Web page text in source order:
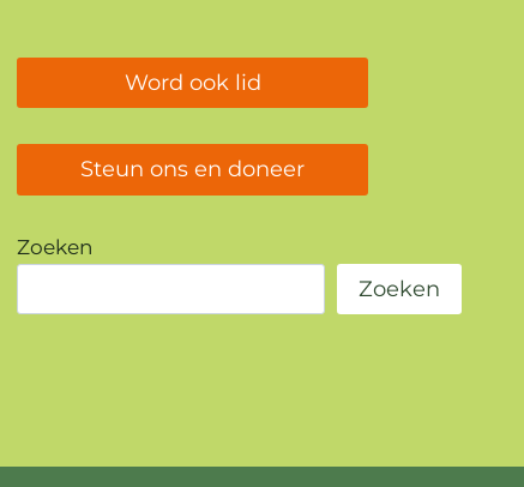
Word ook lid
Steun ons en doneer
Zoeken
Zoeken